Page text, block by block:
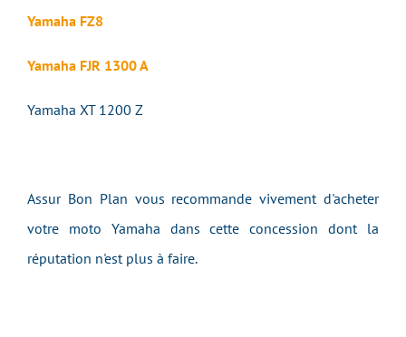
Yamaha FZ8
Yamaha FJR 1300 A
Yamaha XT 1200 Z
Assur Bon Plan vous recommande vivement d'acheter
votre moto Yamaha dans cette concession dont la
réputation n'est plus à faire.